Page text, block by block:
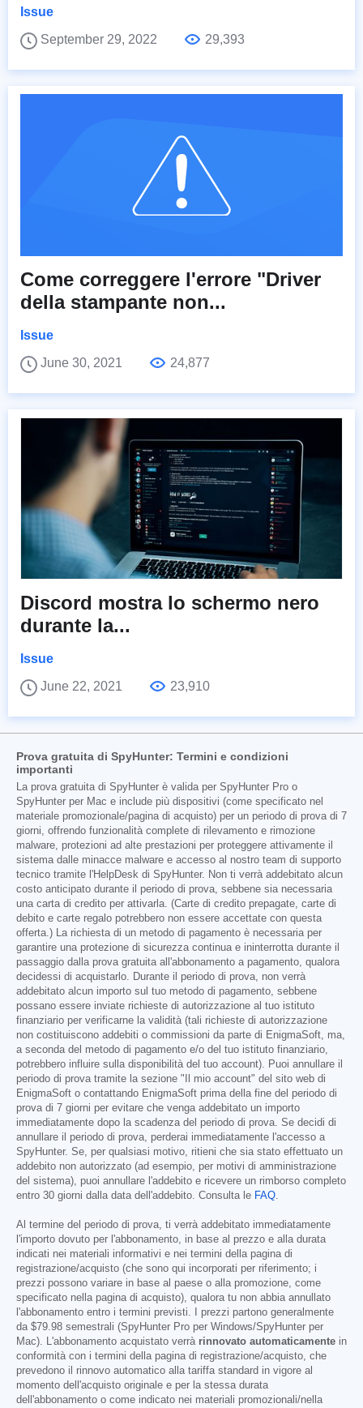
Issue
September 29, 2022
29,393
Come correggere l'errore "Driver
della stampante non...
Issue
June 30, 2021
24,877
Discord mostra lo schermo nero
durante la...
Issue
June 22, 2021
23,910
Prova gratuita di SpyHunter: Termini e condizioni
importanti
La prova gratuita di SpyHunter è valida per SpyHunter Pro o
SpyHunter per Mac e include più dispositivi (come specificato nel
materiale promozionale/pagina di acquisto) per un periodo di prova di 7
giorni, offrendo funzionalità complete di rilevamento e rimozione
malware, protezioni ad alte prestazioni per proteggere attivamente il
sistema dalle minacce malware e accesso al nostro team di supporto
tecnico tramite l'HelpDesk di SpyHunter. Non ti verrà addebitato alcun
costo anticipato durante il periodo di prova, sebbene sia necessaria
una carta di credito per attivarla. (Carte di credito prepagate, carte di
debito e carte regalo potrebbero non essere accettate con questa
offerta.) La richiesta di un metodo di pagamento è necessaria per
garantire una protezione di sicurezza continua e ininterrotta durante il
passaggio dalla prova gratuita all'abbonamento a pagamento, qualora
decidessi di acquistarlo. Durante il periodo di prova, non verrà
addebitato alcun importo sul tuo metodo di pagamento, sebbene
possano essere inviate richieste di autorizzazione al tuo istituto
finanziario per verificarne la validità (tali richieste di autorizzazione
non costituiscono addebiti o commissioni da parte di EnigmaSoft, ma,
a seconda del metodo di pagamento e/o del tuo istituto finanziario,
potrebbero influire sulla disponibilità del tuo account). Puoi annullare il
periodo di prova tramite la sezione "Il mio account" del sito web di
EnigmaSoft o contattando EnigmaSoft prima della fine del periodo di
prova di 7 giorni per evitare che venga addebitato un importo
immediatamente dopo la scadenza del periodo di prova. Se decidi di
annullare il periodo di prova, perderai immediatamente l'accesso a
SpyHunter. Se, per qualsiasi motivo, ritieni che sia stato effettuato un
addebito non autorizzato (ad esempio, per motivi di amministrazione
del sistema), puoi annullare l'addebito e ricevere un rimborso completo
entro 30 giorni dalla data dell'addebito. Consulta le FAQ.
Al termine del periodo di prova, ti verrà addebitato immediatamente
l'importo dovuto per l'abbonamento, in base al prezzo e alla durata
indicati nei materiali informativi e nei termini della pagina di
registrazione/acquisto (che sono qui incorporati per riferimento; i
prezzi possono variare in base al paese o alla promozione, come
specificato nella pagina di acquisto), qualora tu non abbia annullato
l'abbonamento entro i termini previsti. I prezzi partono generalmente
da $79.98 semestrali (SpyHunter Pro per Windows/SpyHunter per
Mac). L'abbonamento acquistato verrà rinnovato automaticamente in
conformità con i termini della pagina di registrazione/acquisto, che
prevedono il rinnovo automatico alla tariffa standard in vigore al
momento dell'acquisto originale e per la stessa durata
dell'abbonamento o come indicato nei materiali promozionali/nella